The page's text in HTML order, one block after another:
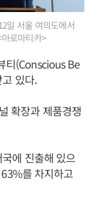
일 서울 여의도에서
로마티카>
티(Conscious Be
있다.
확장과 제품경쟁
에 진출해 있으
를 차지하고